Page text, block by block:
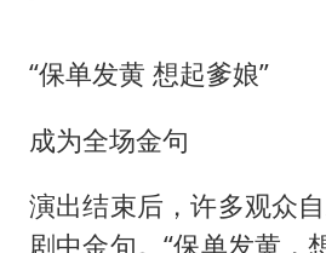
“保单发黄 想起爹娘”
成为全场金句
演出结束后，许多观众
剧中金句。“保单发黄，